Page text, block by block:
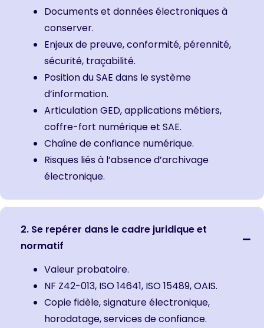
Documents et données électroniques à
conserver.
Enjeux de preuve, conformité, pérennité,
sécurité, traçabilité.
Position du SAE dans le système
d’information.
Articulation GED, applications métiers,
coffre-fort numérique et SAE.
Chaîne de confiance numérique.
Risques liés à l’absence d’archivage
électronique.
2. Se repérer dans le cadre juridique et
normatif
Valeur probatoire.
NF Z42-013, ISO 14641, ISO 15489, OAIS.
Copie fidèle, signature électronique,
horodatage, services de confiance.